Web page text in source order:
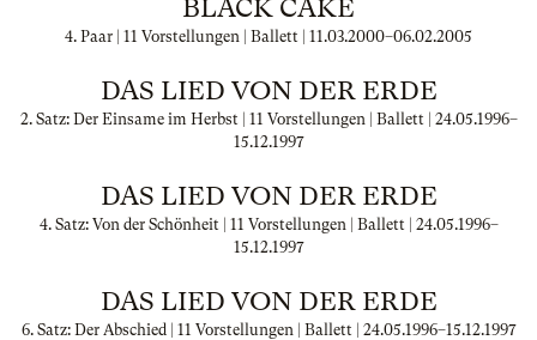
BLACK CAKE
4. Paar | 11 Vorstellungen | Ballett | 11.03.2000–06.02.2005
DAS LIED VON DER ERDE
2. Satz: Der Einsame im Herbst | 11 Vorstellungen | Ballett | 24.05.1996–
15.12.1997
DAS LIED VON DER ERDE
4. Satz: Von der Schönheit | 11 Vorstellungen | Ballett | 24.05.1996–
15.12.1997
DAS LIED VON DER ERDE
6. Satz: Der Abschied | 11 Vorstellungen | Ballett | 24.05.1996–15.12.1997